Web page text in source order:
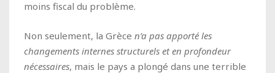
moins fiscal du problème.
Non seulement, la Grèce n’a pas apporté les
changements internes structurels et en profondeur
nécessaires, mais le pays a plongé dans une terrible